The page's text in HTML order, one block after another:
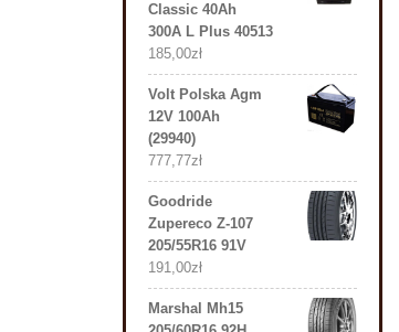
Classic 40Ah
300A L Plus 40513
185,00zł
Volt Polska Agm
12V 100Ah
(29940)
777,77zł
Goodride
Zupereco Z-107
205/55R16 91V
191,00zł
Marshal Mh15